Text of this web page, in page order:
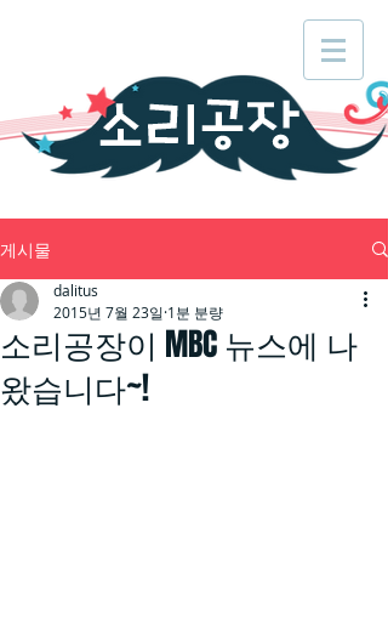
게시물
소리공장이 MBC 뉴스에 나
왔습니다~!
dalitus
2015년 7월 23일 1분 분량